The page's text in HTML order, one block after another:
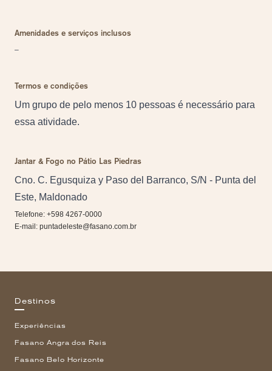
Amenidades e serviços inclusos
–
Termos e condições
Um grupo de pelo menos 10 pessoas é necessário para
essa atividade.
Jantar & Fogo no Pátio Las Piedras
Cno. C. Egusquiza y Paso del Barranco, S/N - Punta del
Este, Maldonado
Telefone: +598 4267-0000
E-mail: puntadeleste@fasano.com.br
Destinos
Experiências
Fasano Angra dos Reis
Fasano Belo Horizonte